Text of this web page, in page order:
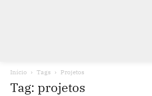
Início Tags Projetos
Tag: projetos